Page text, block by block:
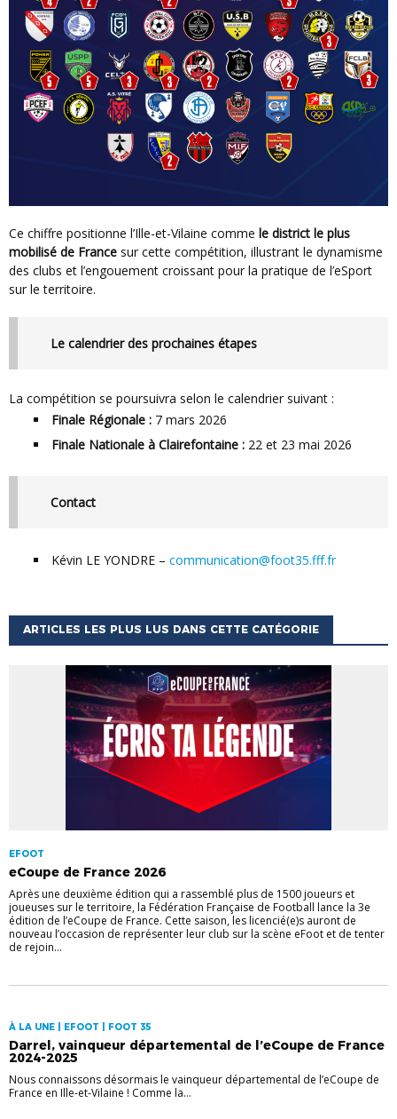
Ce chiffre positionne l’Ille-et-Vilaine comme le district le plus
mobilisé de France sur cette compétition, illustrant le dynamisme
des clubs et l’engouement croissant pour la pratique de l’eSport
sur le territoire.
Le calendrier des prochaines étapes
La compétition se poursuivra selon le calendrier suivant :
Finale Régionale : 7 mars 2026
Finale Nationale à Clairefontaine : 22 et 23 mai 2026
Contact
Kévin LE YONDRE – communication@foot35.fff.fr
ARTICLES LES PLUS LUS DANS CETTE CATÉGORIE
EFOOT
eCoupe de France 2026
Après une deuxième édition qui a rassemblé plus de 1500 joueurs et
joueuses sur le territoire, la Fédération Française de Football lance la 3e
édition de l’eCoupe de France. Cette saison, les licencié(e)s auront de
nouveau l’occasion de représenter leur club sur la scène eFoot et de tenter
de rejoin...
À LA UNE | EFOOT | FOOT 35
Darrel, vainqueur départemental de l’eCoupe de France
2024-2025
Nous connaissons désormais le vainqueur départemental de l’eCoupe de
France en Ille-et-Vilaine ! Comme la...